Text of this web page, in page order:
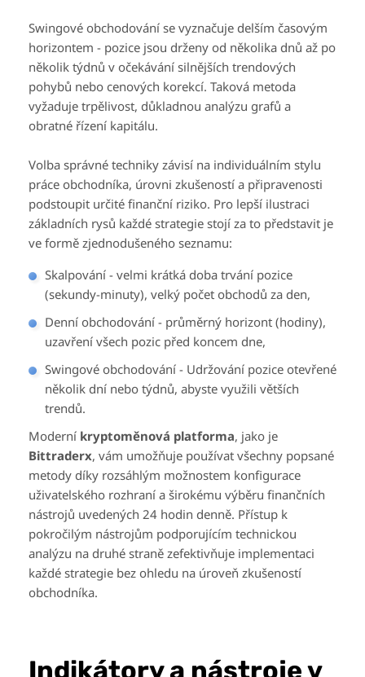
Swingové obchodování se vyznačuje delším časovým
horizontem - pozice jsou drženy od několika dnů až po
několik týdnů v očekávání silnějších trendových
pohybů nebo cenových korekcí. Taková metoda
vyžaduje trpělivost, důkladnou analýzu grafů a
obratné řízení kapitálu.
Volba správné techniky závisí na individuálním stylu
práce obchodníka, úrovni zkušeností a připravenosti
podstoupit určité finanční riziko. Pro lepší ilustraci
základních rysů každé strategie stojí za to představit je
ve formě zjednodušeného seznamu:
Skalpování - velmi krátká doba trvání pozice
(sekundy-minuty), velký počet obchodů za den,
Denní obchodování - průměrný horizont (hodiny),
uzavření všech pozic před koncem dne,
Swingové obchodování - Udržování pozice otevřené
několik dní nebo týdnů, abyste využili větších
trendů.
Moderní kryptoměnová platforma, jako je
Bittraderx, vám umožňuje používat všechny popsané
metody díky rozsáhlým možnostem konfigurace
uživatelského rozhraní a širokému výběru finančních
nástrojů uvedených 24 hodin denně. Přístup k
pokročilým nástrojům podporujícím technickou
analýzu na druhé straně zefektivňuje implementaci
každé strategie bez ohledu na úroveň zkušeností
obchodníka.
Indikátory a nástroje v